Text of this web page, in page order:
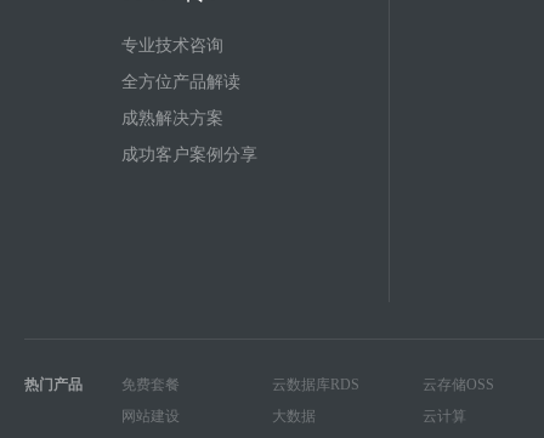
专业技术咨询
全方位产品解读
成熟解决方案
成功客户案例分享
热门产品 免费套餐 云数据库RDS
云存储OSS
网站建设
大数据
云计算